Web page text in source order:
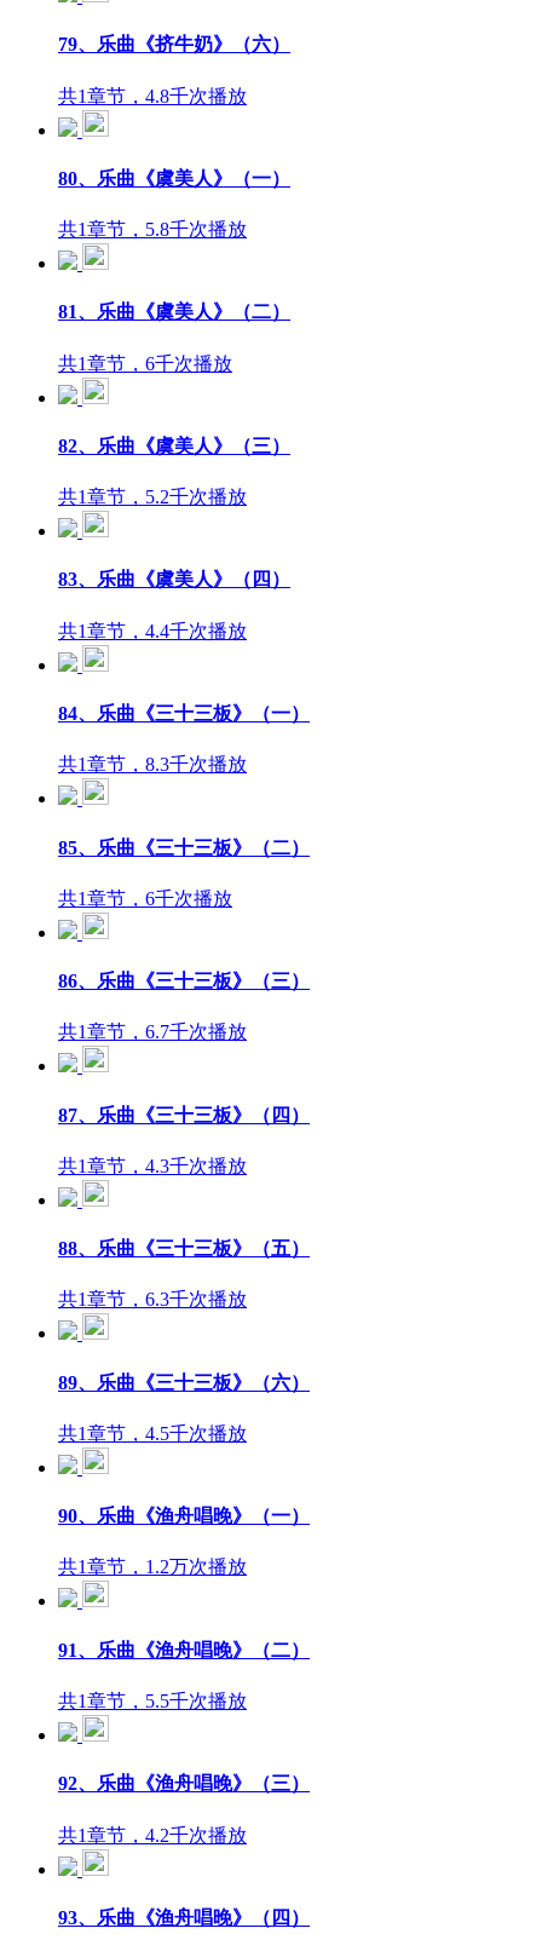
79、乐曲《挤牛奶》（六）
共1章节，4.8千次播放
80、乐曲《虞美人》（一）
共1章节，5.8千次播放
81、乐曲《虞美人》（二）
共1章节，6千次播放
82、乐曲《虞美人》（三）
共1章节，5.2千次播放
83、乐曲《虞美人》（四）
共1章节，4.4千次播放
84、乐曲《三十三板》（一）
共1章节，8.3千次播放
85、乐曲《三十三板》（二）
共1章节，6千次播放
86、乐曲《三十三板》（三）
共1章节，6.7千次播放
87、乐曲《三十三板》（四）
共1章节，4.3千次播放
88、乐曲《三十三板》（五）
共1章节，6.3千次播放
89、乐曲《三十三板》（六）
共1章节，4.5千次播放
90、乐曲《渔舟唱晚》（一）
共1章节，1.2万次播放
91、乐曲《渔舟唱晚》（二）
共1章节，5.5千次播放
92、乐曲《渔舟唱晚》（三）
共1章节，4.2千次播放
93、乐曲《渔舟唱晚》（四）